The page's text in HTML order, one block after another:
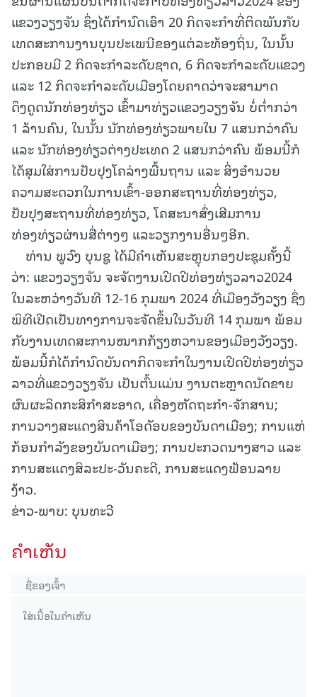
ແຂວງວຽງຈັນ ຊຶ່ງໄດ້ກຳນົດເອົາ 20 ກິດຈະກຳທີ່ຕິດພັນກັບ
ເທດສະການງານບຸນປະເພນີຂອງແຕ່ລະທ້ອງຖິ່ນ, ໃນນັ້ນ
ປະກອບມີ 2 ກິດຈະກຳລະດັບຊາດ, 6 ກິດຈະກຳລະດັບແຂວງ
ແລະ 12 ກິດຈະກຳລະດັບເມືອງໂດຍຄາດວ່າຈະສາມາດ
ດຶງດູດນັກທ່ອງທ່ຽວ ເຂົ້າມາທ່ຽວແຂວງວຽງຈັນ ບໍ່ຕ່ຳກວ່າ
1 ລ້ານຄົນ, ໃນນັ້ນ ນັກທ່ອງທ່ຽວພາຍໃນ 7 ແສນກວ່າຄົນ
ແລະ ນັກທ່ອງທ່ຽວຕ່າງປະເທດ 2 ແສນກວ່າຄົນ ພ້ອມນີ້ກໍ
ໄດ້ສຸມໃສ່ການປັບປຸງໂຄລ່າງພື້ນຖານ ແລະ ສິ່ງອຳນວຍ
ຄວາມສະດວກໃນການເຂົ້າ-ອອກສະຖານທີ່ທ່ອງທ່ຽວ,
ປັບປຸງສະຖານທີ່ທ່ອງທ່ຽວ, ໂຄສະນາສົ່ງເສີມການ
ທ່ອງທ່ຽວຜ່ານສື່ຕ່າງໆ ແລະວຽກງານອື່ນໆອີກ.
ທ່ານ ພູວົງ ບຸນຊູ ໄດ້ມີຄຳເຫັນສະຫຼຸບກອງປະຊຸມຄັ້ງນີ້
ວ່າ: ແຂວງວຽງຈັນ ຈະຈັດງານເປີດປີທ່ອງທ່ຽວລາວ2024
ໃນລະຫວ່າງວັນທີ 12-16 ກຸມພາ 2024 ທີ່ເມືອງວັງວຽງ ຊຶ່ງ
ພິທີເປີດເປັນທາງການຈະຈັດຂຶ້ນໃນວັນທີ 14 ກຸມພາ ພ້ອມ
ກັບງານເທດສະການໝາກກ້ຽງຫວານຂອງເມືອງວັງວຽງ.
ພ້ອມນີ້ກໍໄດ້ກຳນົດບັນດາກິດຈະກຳໃນງານເປີດປີທ່ອງທ່ຽວ
ລາວທີ່ແຂວງວຽງຈັນ ເປັນຕົ້ນແມ່ນ ງານຕະຫຼາດນັດຂາຍ
ຜົນຜະລິດກະສິກຳສະອາດ, ເຄື່ອງຫັດຖະກຳ-ຈັກສານ;
ການວາງສະແດງສິນຄ້າໂອດັອບຂອງບັນດາເມືອງ; ການແຫ່
ກ້ອນກຳລັງຂອງບັນດາເມືອງ; ການປະກວດນາງສາວ ແລະ
ການສະແດງສິລະປະ-ວັນຄະດີ, ການສະແດງຟ້ອນລາຍ
ງ້າວ.
ຂ່າວ-ພາບ: ບຸນທະວີ
ຄໍາເຫັນ